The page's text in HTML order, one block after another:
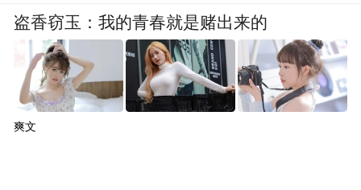
盗香窃玉：我的青春就是赌出来的
爽文